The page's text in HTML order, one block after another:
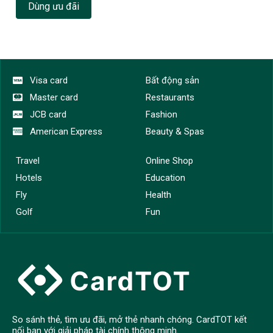
Dùng ưu đãi
Visa card
Master card
JCB card
American Express
Bất động sản
Restaurants
Fashion
Beauty & Spas
Travel
Hotels
Fly
Golf
Online Shop
Education
Health
Fun
So sánh thẻ, tìm ưu đãi, mở thẻ nhanh chóng. CardTOT kết
nối bạn với giải pháp tài chính thông minh.